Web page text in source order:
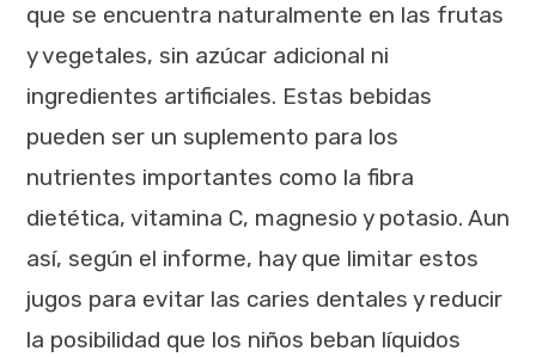
que se encuentra naturalmente en las frutas
y vegetales, sin azúcar adicional ni
ingredientes artificiales. Estas bebidas
pueden ser un suplemento para los
nutrientes importantes como la fibra
dietética, vitamina C, magnesio y potasio. Aun
así, según el informe, hay que limitar estos
jugos para evitar las caries dentales y reducir
la posibilidad que los niños beban líquidos